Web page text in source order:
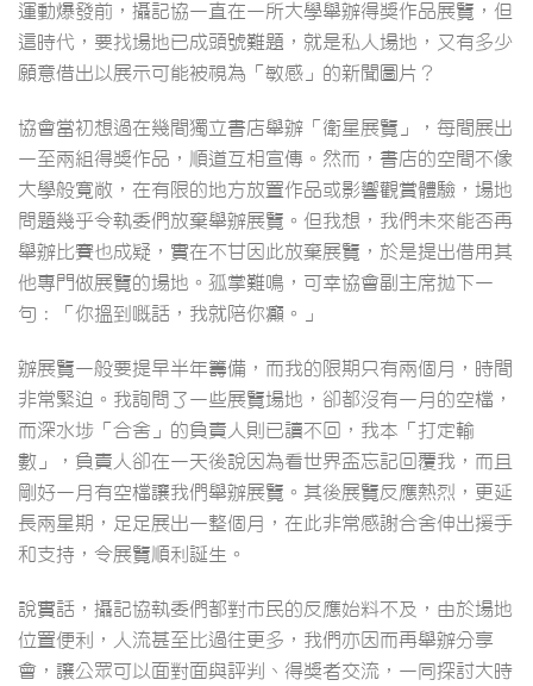
運動爆發前，攝記協一直在一所大學舉辦得獎作品展覽，但
這時代，要找場地已成頭號難題，就是私人場地，又有多少
願意借出以展示可能被視為「敏感」的新聞圖片？
協會當初想過在幾間獨立書店舉辦「衛星展覽」，每間展出
一至兩組得獎作品，順道互相宣傳。然而，書店的空間不像
大學般寬敞，在有限的地方放置作品或影響觀賞體驗，場地
問題幾乎令執委們放棄舉辦展覽。但我想，我們未來能否再
舉辦比賽也成疑，實在不甘因此放棄展覽，於是提出借用其
他專門做展覽的場地。孤掌難鳴，可幸協會副主席拋下一
句：「你搵到嘅話，我就陪你癲。」
辦展覽一般要提早半年籌備，而我的限期只有兩個月，時間
非常緊迫。我詢問了一些展覽場地，卻都沒有一月的空檔，
而深水埗「合舍」的負責人則已讀不回，我本「打定輸
數」，負責人卻在一天後說因為看世界盃忘記回覆我，而且
剛好一月有空檔讓我們舉辦展覽。其後展覽反應熱烈，更延
長兩星期，足足展出一整個月，在此非常感謝合舍伸出援手
和支持，令展覽順利誕生。
說實話，攝記協執委們都對市民的反應始料不及，由於場地
位置便利，人流甚至比過往更多，我們亦因而再舉辦分享
會，讓公眾可以面對面與評判、得獎者交流，一同探討大時